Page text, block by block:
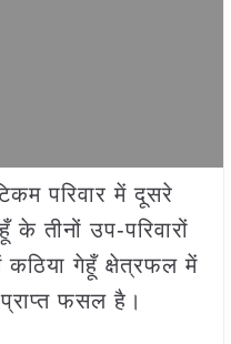
परिवार में दूसरे
तीनों उप-परिवारों
गेहूँ क्षेत्रफल में
प्राप्त फसल है।